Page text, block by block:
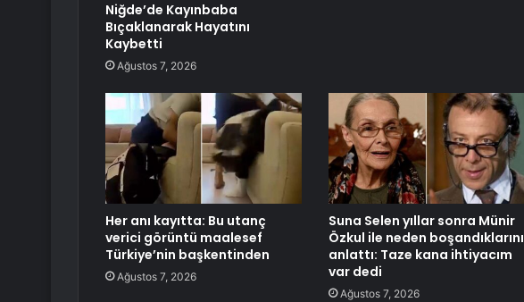
Niğde’de Kayınbaba
Bıçaklanarak Hayatını
Kaybetti
Ağustos 7, 2026
Her anı kayıtta: Bu utanç
verici görüntü maalesef
Türkiye’nin başkentinden
Ağustos 7, 2026
Suna Selen yıllar sonra Münir
Özkul ile neden boşandıklarını
anlattı: Taze kana ihtiyacım
var dedi
Ağustos 7, 2026